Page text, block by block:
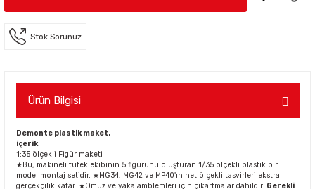
Stok Sorunuz
Ürün Bilgisi
Demonte plastik maket.
içerik
1:35 ölçekli Figür maketi
★Bu, makineli tüfek ekibinin 5 figürünü oluşturan 1/35 ölçekli plastik bir
model montaj setidir. ★MG34, MG42 ve MP40'ın net ölçekli tasvirleri ekstra
gerçekçilik katar. ★Omuz ve yaka amblemleri için çıkartmalar dahildir. Gerekli